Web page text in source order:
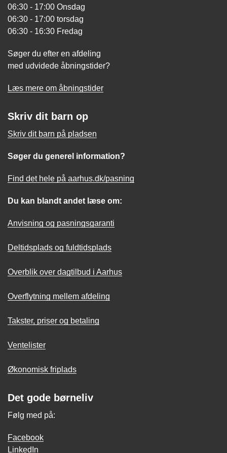
06:30 - 17:00 Onsdag
06:30 - 17:00 torsdag
06:30 - 16:30 Fredag
Søger du efter en afdeling
med udvidede åbningstider?
Læs mere om åbningstider
Skriv dit barn op
Skriv dit barn på pladsen
Søger du generel information?
Find det hele på aarhus.dk/pasning
Du kan blandt andet læse om:
Anvisning og pasningsgaranti
Deltidsplads og fuldtidsplads
Overblik over dagtilbud i Aarhus
Overflytning mellem afdeling
Takster, priser og betaling
Ventelister
Økonomisk friplads
Det gode børneliv
Følg med på:
Facebook
LinkedIn